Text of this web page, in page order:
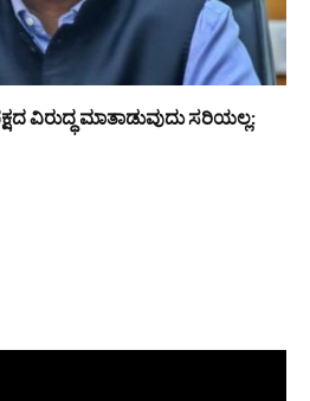
ವಿರುದ್ಧ ಮಾತಾಡುವುದು ಸರಿಯಲ್ಲ: